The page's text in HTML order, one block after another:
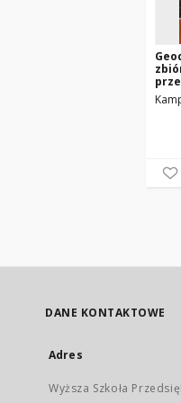
DANE KONTAKTOWE
Adres
Wyższa Szkoła